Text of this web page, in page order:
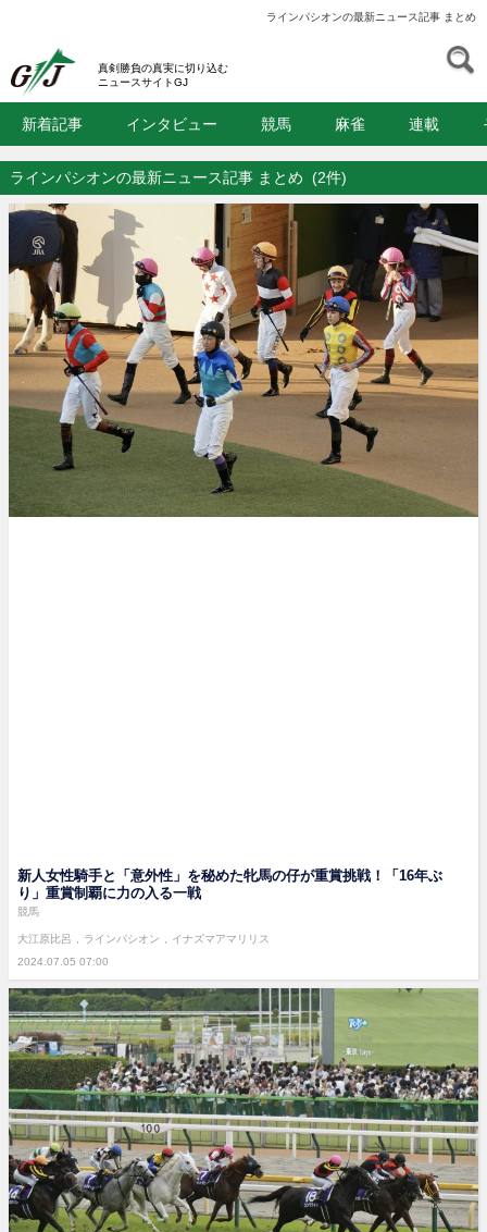
ラインパシオンの最新ニュース記事 まとめ
真剣勝負の真実に切り込む
ニュースサイトGJ
新着記事 インタビュー 競馬 麻雀 連載
ラインパシオンの最新ニュース記事 まとめ (2件)
新人女性騎手と「意外性」を秘めた牝馬の仔が重賞挑戦！「16年ぶ
り」重賞制覇に力の入る一戦
2024.07.05 07:00
競馬
大江原比呂 ラインパシオン イナズマアマリリス